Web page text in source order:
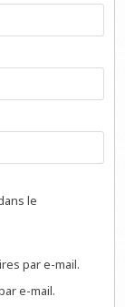
le
par e-mail.
e-mail.